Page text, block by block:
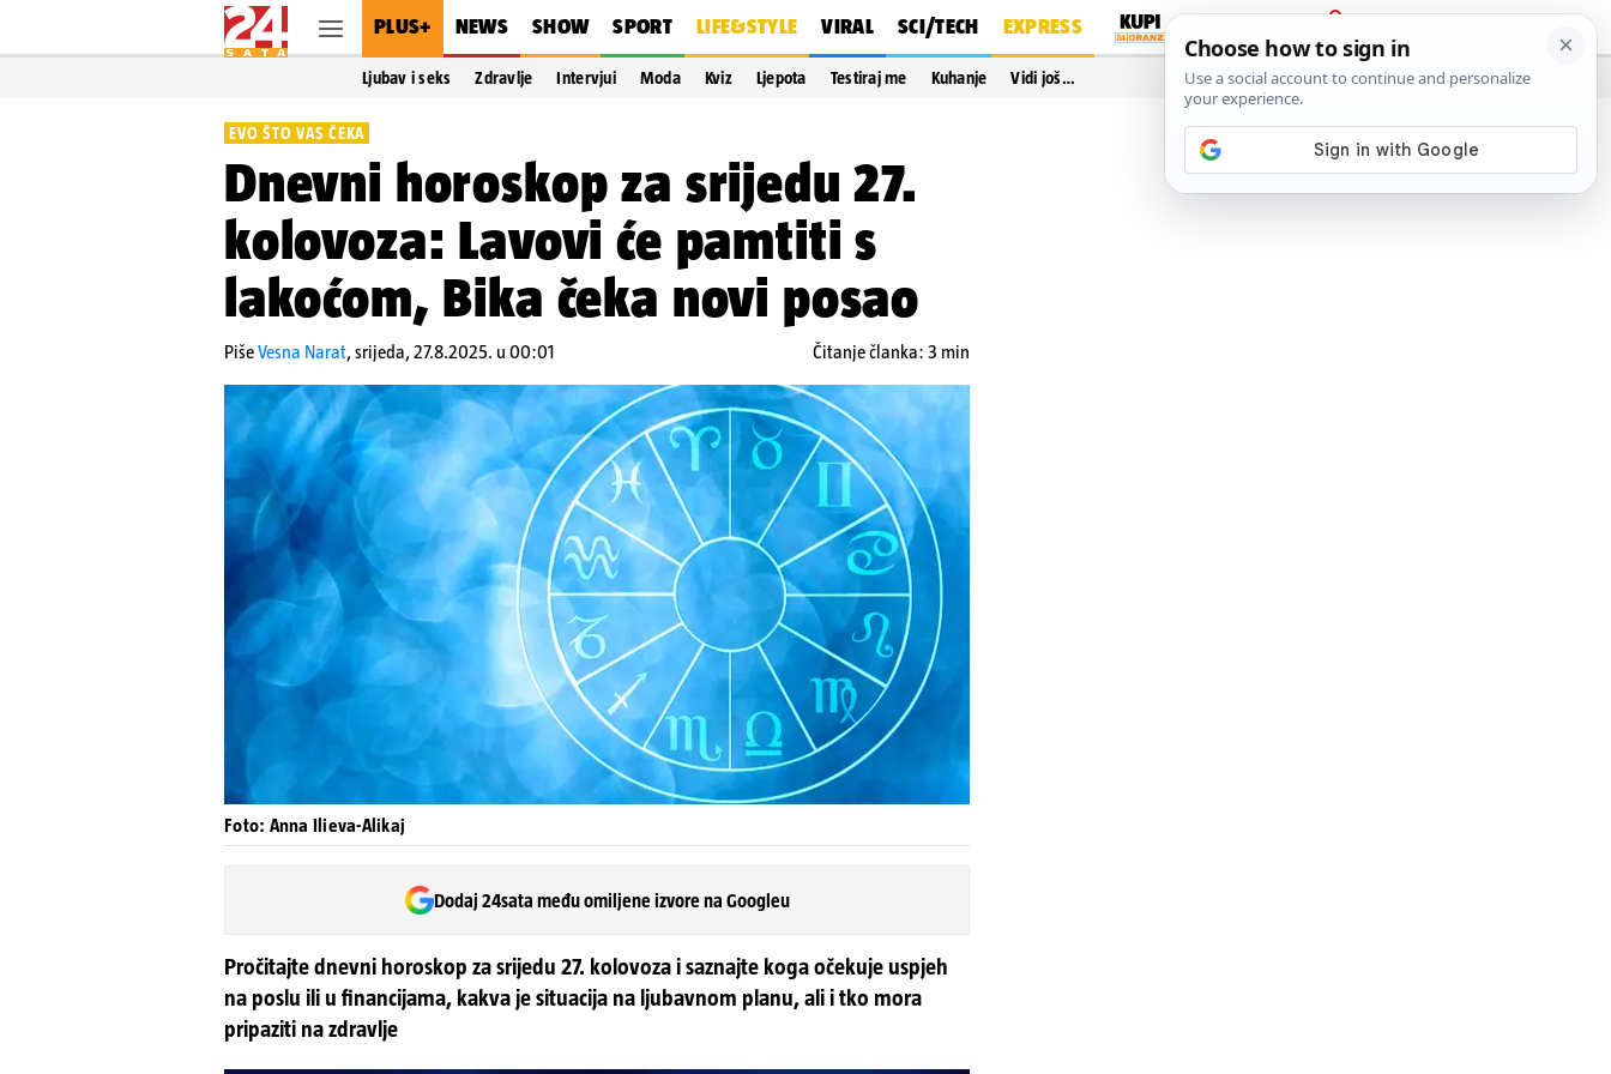
PLUS+ NEWS SHOW SPORT LIFE&STYLE VIRAL SCI/TECH EXPRESS
PRIJAVA
Ljubav i seks Zdravlje Intervjui Moda Kviz Ljepota Testiraj me Kuhanje Vidi još…
EVO ŠTO VAS ČEKA
Dnevni horoskop za srijedu 27.
kolovoza: Lavovi će pamtiti s
lakoćom, Bika čeka novi posao
PišeVesna Narat,srijeda, 27.8.2025. u 00:01 Čitanje članka: 3 min
Foto: Anna Ilieva-Alikaj
Dodaj 24sata među omiljene izvore na Googleu
Pročitajte dnevni horoskop za srijedu 27. kolovoza i saznajte koga očekuje uspjeh
na poslu ili u financijama, kakva je situacija na ljubavnom planu, ali i tko mora
pripaziti na zdravlje